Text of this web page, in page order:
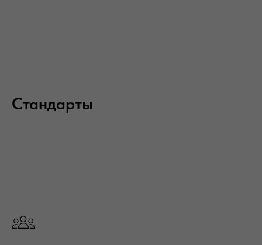
Стандарты